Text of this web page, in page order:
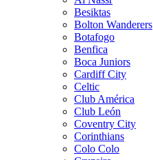
Besiktas
Bolton Wanderers
Botafogo
Benfica
Boca Juniors
Cardiff City
Celtic
Club América
Club León
Coventry City
Corinthians
Colo Colo